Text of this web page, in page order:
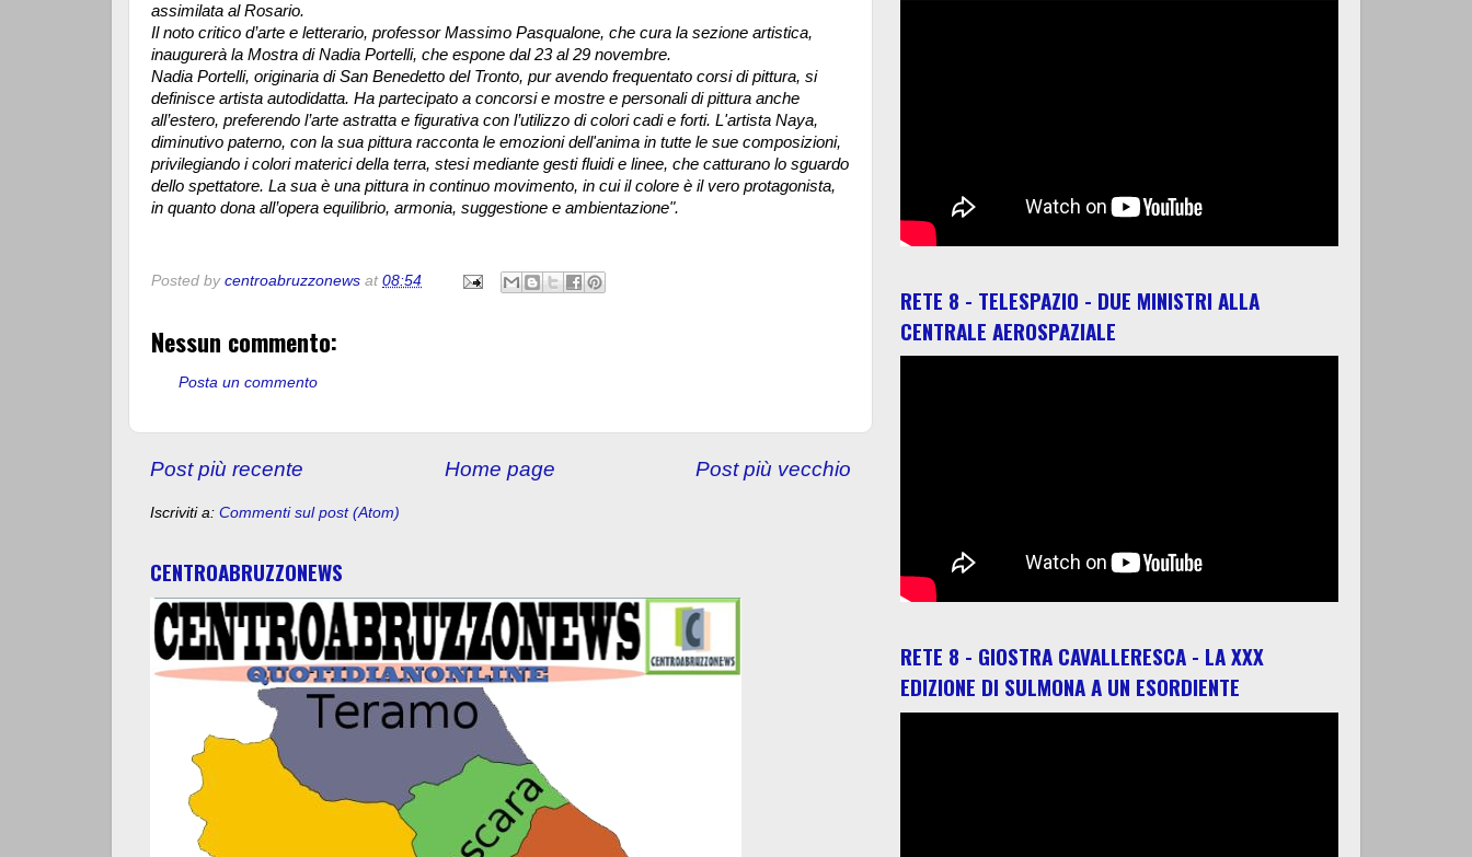
assimilata al Rosario.
Il noto critico d’arte e letterario, professor Massimo Pasqualone, che cura la sezione artistica,
inaugurerà la Mostra di Nadia Portelli, che espone dal 23 al 29 novembre.
Nadia Portelli, originaria di San Benedetto del Tronto, pur avendo frequentato corsi di pittura, si
definisce artista autodidatta. Ha partecipato a concorsi e mostre e personali di pittura anche
all’estero, preferendo l’arte astratta e figurativa con l’utilizzo di colori cadi e forti. L'artista Naya,
diminutivo paterno, con la sua pittura racconta le emozioni dell'anima in tutte le sue composizioni,
privilegiando i colori materici della terra, stesi mediante gesti fluidi e linee, che catturano lo sguardo
dello spettatore. La sua è una pittura in continuo movimento, in cui il colore è il vero protagonista,
in quanto dona all’opera equilibrio, armonia, suggestione e ambientazione".
Posted by centroabruzzonews at 08:54
Nessun commento:
Posta un commento
Post più recente Post più vecchio
Home page
Iscriviti a: Commenti sul post (Atom)
CENTROABRUZZONEWS
RETE 8 - TELESPAZIO - DUE MINISTRI ALLA
CENTRALE AEROSPAZIALE
RETE 8 - GIOSTRA CAVALLERESCA - LA XXX
EDIZIONE DI SULMONA A UN ESORDIENTE